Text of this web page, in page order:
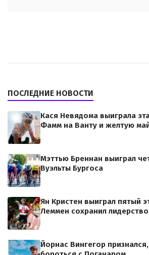
ПОСЛЕДНИЕ НОВОСТИ
Кася Невядома выиграла
Фамм на Ванту и желтую
Мэттью Бреннан выиграл
Вуэльты Бургоса
Ян Кристен выиграл пятый
Леммен сохранил лидерство
Йорнас Вингегор